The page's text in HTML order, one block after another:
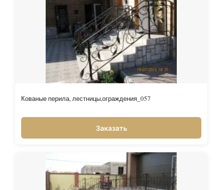
Кованые перила, лестницы,ограждения_057
Заказать